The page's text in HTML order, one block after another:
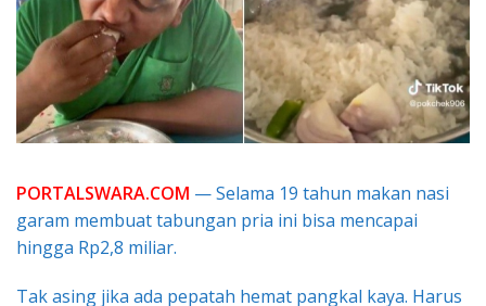
PORTALSWARA.COM — Selama 19 tahun makan nasi
garam membuat tabungan pria ini bisa mencapai
hingga Rp2,8 miliar.
Tak asing jika ada pepatah hemat pangkal kaya. Harus